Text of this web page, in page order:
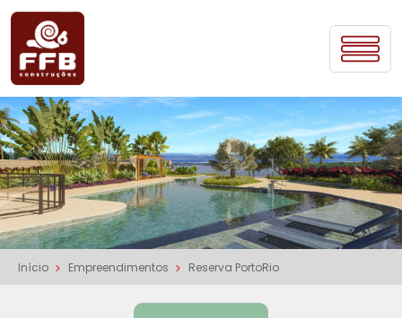
Início Empreendimentos Reserva PortoRio